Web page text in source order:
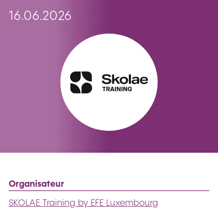
16.06.2026
Organisateur
SKOLAE Training by EFE Luxembourg